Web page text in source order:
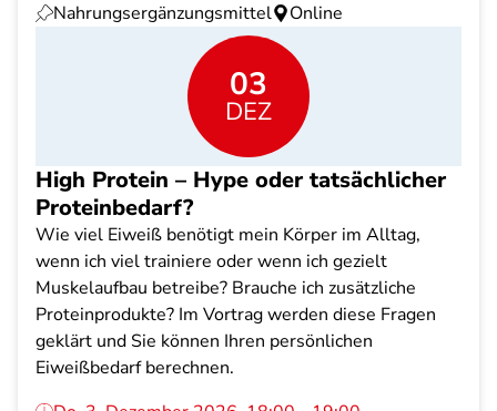
Nahrungsergänzungsmittel
Online
03
DEZ
High Protein – Hype oder tatsächlicher
Proteinbedarf?
Wie viel Eiweiß benötigt mein Körper im Alltag,
wenn ich viel trainiere oder wenn ich gezielt
Muskelaufbau betreibe? Brauche ich zusätzliche
Proteinprodukte? Im Vortrag werden diese Fragen
geklärt und Sie können Ihren persönlichen
Eiweißbedarf berechnen.